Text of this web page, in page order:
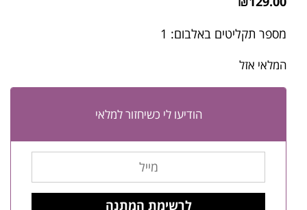
מספר תקליטים באלבום: 1
המלאי אזל
הודיעו לי כשיחזור למלאי